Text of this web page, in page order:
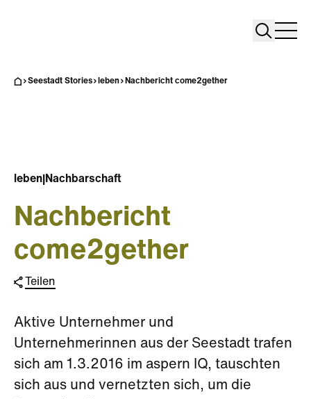
Search
Seestadt Stories leben Nachbericht come2gether
leben Nachbarschaft
Nachbericht
come2gether
Teilen
Aktive Unternehmer und
Unternehmerinnen aus der Seestadt trafen
sich am 1.3.2016 im aspern IQ, tauschten
sich aus und vernetzten sich, um die